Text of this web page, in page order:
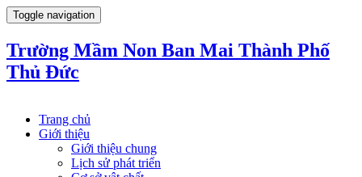
Toggle navigation
Trường Mầm Non Ban Mai Thành Phố
Thủ Đức
Trang chủ
Giới thiệu
Giới thiệu chung
Lịch sử phát triển